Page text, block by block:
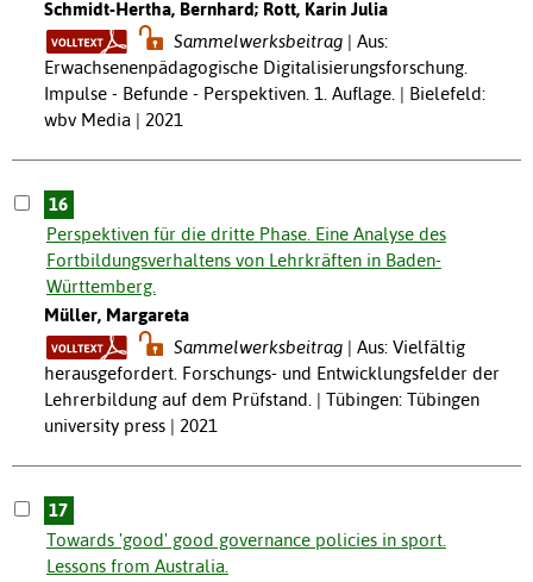
Schmidt-Hertha, Bernhard; Rott, Karin Julia
Sammelwerksbeitrag
Aus:
Erwachsenenpädagogische Digitalisierungsforschung.
Impulse - Befunde - Perspektiven. 1. Auflage. | Bielefeld:
wbv Media | 2021
16
Perspektiven für die dritte Phase. Eine Analyse des
Fortbildungsverhaltens von Lehrkräften in Baden-
Württemberg.
Müller, Margareta
Sammelwerksbeitrag
Aus: Vielfältig
herausgefordert. Forschungs- und Entwicklungsfelder der
Lehrerbildung auf dem Prüfstand. | Tübingen: Tübingen
university press | 2021
17
Towards 'good' good governance policies in sport.
Lessons from Australia.